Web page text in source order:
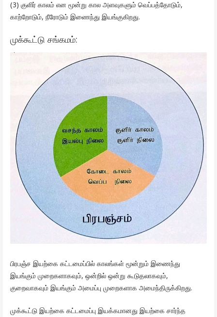
(3) குளிர் காலம் என மூன்று கால அளவுகளும் வெப்பத்தோடும்,
காற்றோடும், நீரோடும் இணைந்து இயங்குகிறது.
முக்கூட்டு சங்கமம்:
பிரபஞ்ச இயற்கை கட்டமைப்பில் காலங்கள் மூன்றும் இணைந்து
இயங்கும் முறைகளாகவும், ஒன்றில் ஒன்று கூடுதலாகவும்,
குறைவாகவும் இயங்கும் அமைப்பு முறைகளாக அமைந்திருக்கிறது.
முக்கூட்டு இயற்கை கட்டமைப்பு இயக்கமானது இயற்கை சார்ந்த